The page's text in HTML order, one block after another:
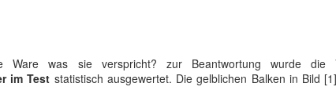
was sie verspricht? zur Beantwortung wurde die
im Test statistisch ausgewertet. Die gelblichen Balken in Bild